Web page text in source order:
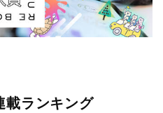
載ランキング